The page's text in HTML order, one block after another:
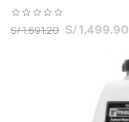
S/ 1,691.20 S/ 1,499.90